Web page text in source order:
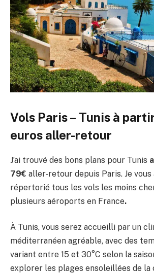
Vols Paris – Tunis à
euros aller-retour
J’ai trouvé des bons plans pour Tunis
79€ aller-retour depuis Paris. Je
répertorié tous les vols les moins
plusieurs aéroports en France.
À Tunis, vous serez accueilli par un
méditerranéen agréable, avec des
variant entre 15 et 30°C selon la
explorer les plages ensoleillées de la